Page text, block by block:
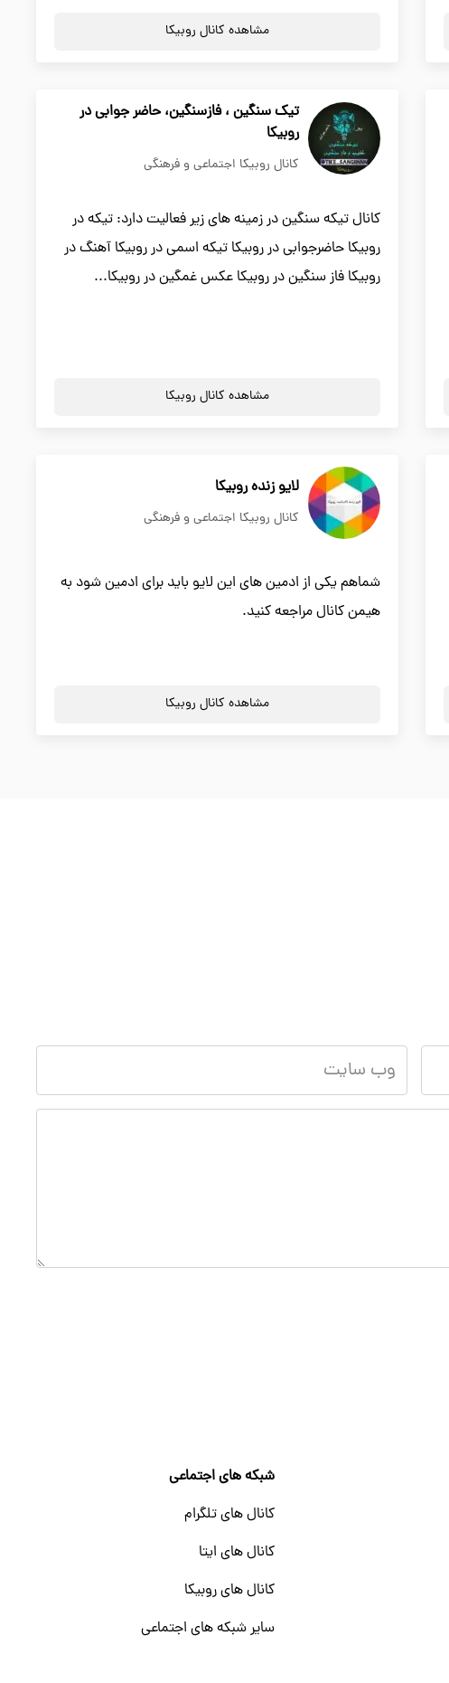
مشاهده کانال روبیکا
تیک سنگین ، فازسنگین، حاضر جوابی در
روبیکا
کانال روبیکا اجتماعی و فرهنگی
کانال تیکه سنگین در زمینه های زیر فعالیت دارد: تیکه در
روبیکا حاضرجوابی در روبیکا تیکه اسمی در روبیکا آهنگ در
روبیکا فاز سنگین در روبیکا عکس غمگین در روبیکا...
مشاهده کانال روبیکا
لایو زنده روبیکا
کانال روبیکا اجتماعی و فرهنگی
شماهم یکی از ادمین های این لایو باید برای ادمین شود به
هیمن کانال مراجعه کنید.
مشاهده کانال روبیکا
شبکه های اجتماعی
کانال های تلگرام
کانال های ایتا
کانال های روبیکا
سایر شبکه های اجتماعی